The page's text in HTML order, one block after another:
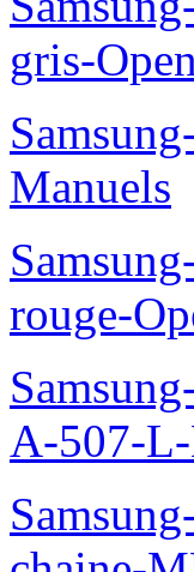
gris-
Manuels
rouge-
A-507-